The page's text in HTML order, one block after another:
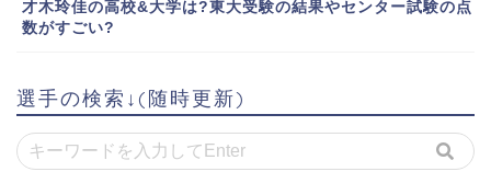
才木玲佳の高校&大学は?東大受験の結果やセンター試験の点
数がすごい?
選手の検索↓(随時更新)